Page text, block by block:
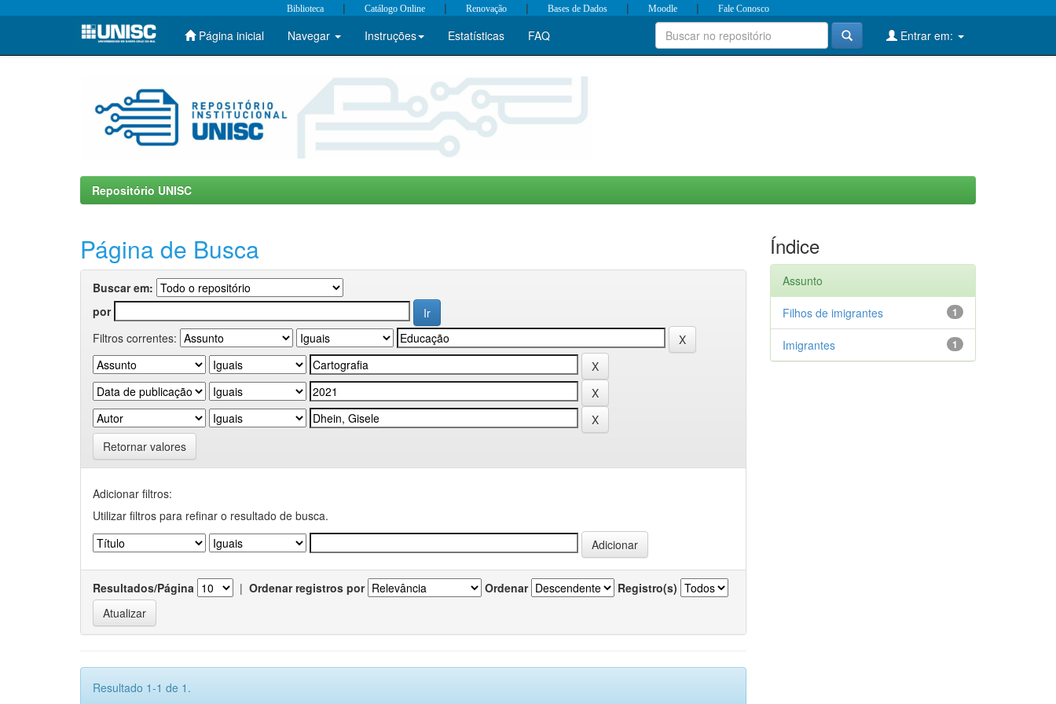
Skip
Biblioteca | Catálogo Online | Renovação | Bases de Dados | Moodle | Fale Conosco
Página inicial Navegar Instruções Estatísticas FAQ Entrar em:
Repositório UNISC
Página de Busca
Buscar em:
por
Filtros correntes:
Retornar valores
Adicionar filtros:
Utilizar filtros para refinar o resultado de busca.
Resultados/Página | Ordenar registros por Ordenar Registro(s)
Resultado 1-1 de 1.
Índice
Assunto
1
Filhos de imigrantes
1
Imigrantes